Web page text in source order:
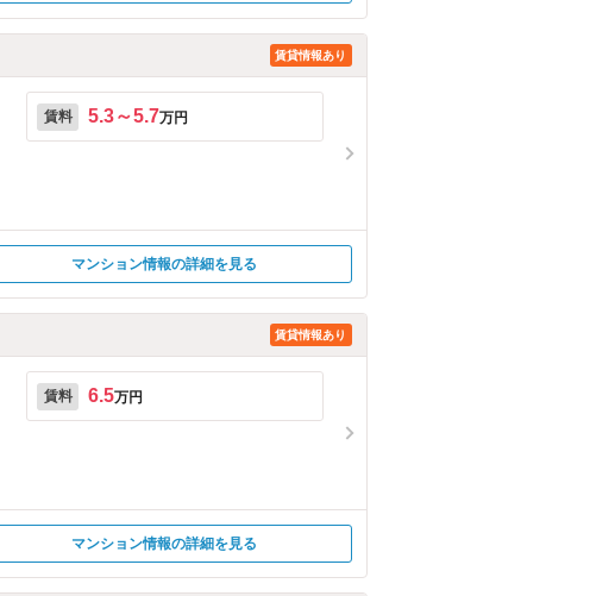
賃貸情報あり
賃料 5.3～5.7万円
マンション情報の詳細を見る
賃貸情報あり
賃料 6.5万円
マンション情報の詳細を見る